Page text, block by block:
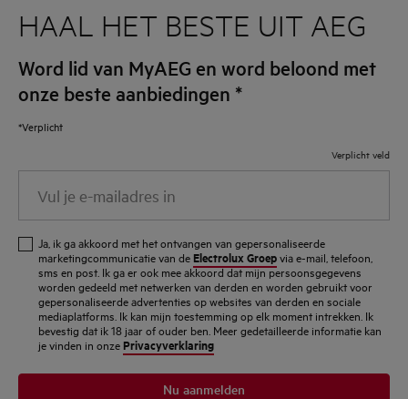
HAAL HET BESTE UIT AEG
Word lid van MyAEG en word beloond met
onze beste aanbiedingen *
*Verplicht
Verplicht veld
mailadres
Ja, ik ga akkoord met het ontvangen van gepersonaliseerde
marketingcommunicatie van de Electrolux Groepvia e-mail, telefoon,
sms en post. Ik ga er ook mee akkoord dat mijn persoonsgegevens
worden gedeeld met netwerken van derden en worden gebruikt voor
gepersonaliseerde advertenties op websites van derden en sociale
mediaplatforms. Ik kan mijn toestemming op elk moment intrekken. Ik
bevestig dat ik 18 jaar of ouder ben. Meer gedetailleerde informatie kan
je vinden in onze Privacyverklaring
Nu aanmelden